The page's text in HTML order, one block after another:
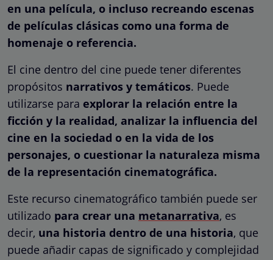
en una película, o incluso recreando escenas
de películas clásicas como una forma de
homenaje o referencia.
El cine dentro del cine puede tener diferentes
propósitos narrativos y temáticos. Puede
utilizarse para explorar la relación entre la
ficción y la realidad, analizar la influencia del
cine en la sociedad o en la vida de los
personajes, o cuestionar la naturaleza misma
de la representación cinematográfica.
Este recurso cinematográfico también puede ser
utilizado para crear una metanarrativa, es
decir, una historia dentro de una historia, que
puede añadir capas de significado y complejidad